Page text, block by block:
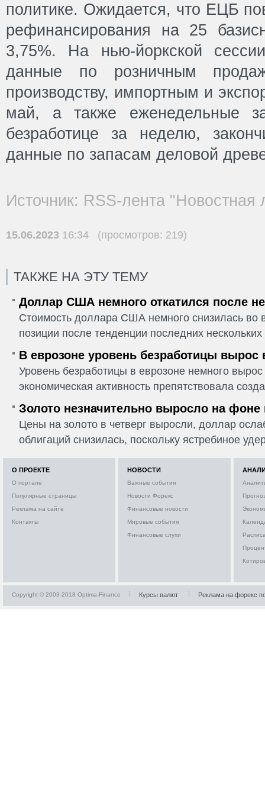
политике. Ожидается, что ЕЦБ
рефинансирования на 25
3,75%. На нью-йоркской
данные по розничным
производству, импортным и
май, а также еженедельные
безработице за неделю,
данные по запасам деловой
Источник: RSS-лента "Новостная
15.06.2023 16:34 (просмотров: 219)
ТАКЖЕ НА ЭТУ ТЕМУ
Доллар США немного откатился после
Стоимость доллара США немного снизилась во
позиции после тенденции последних
В еврозоне уровень безработицы вырос
Уровень безработицы в еврозоне немного
экономическая активность препятствовала
Золото незначительно выросло на фоне
Цены на золото в четверг выросли, доллар
облигаций снизилась, поскольку ястребиное
О ПРОЕКТЕ
О портале
Популярные страницы
Реклама на сайте
Контакты
НОВОСТИ
Важные события
Новости Форекс
Финансовые новости
Мировые события
Финансовые слухи
Copyright © 2003-2018 Optima-Finance Курсы валют Реклама на форекс